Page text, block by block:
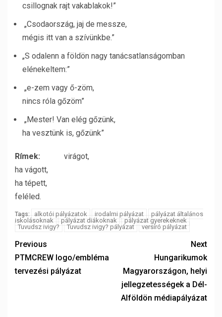
csillognak rajt vakablakok!”
„Csodaország, jaj de messze,
mégis itt van a szívünkbe.”
„S odalenn a földön nagy tanácsatlanságomban
elénekeltem:”
„e-zem vagy ő-zöm,
nincs róla gőzöm”
„Mester! Van elég gőzünk,
ha vesztünk is, gőzünk”
Rímek: virágot,
ha vágott,
ha tépett,
feléled.
Tags: alkotói pályázatok irodalmi pályázat
pályázat általános
iskolásoknak
pályázat diákoknak
pályázat gyerekeknek
Tuvudsz ivigy?
Tuvudsz ivigy? pályázat versíró pályázat
Previous
PTMCREW logo/embléma
tervezési pályázat
Next
Hungarikumok
Magyarországon, helyi
jellegzetességek a Dél-
Alföldön médiapályázat